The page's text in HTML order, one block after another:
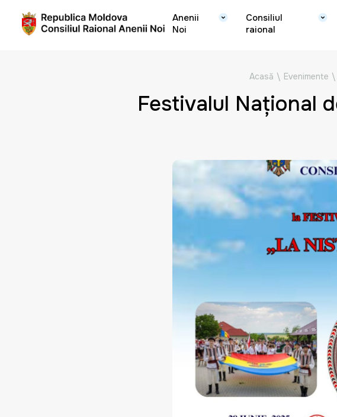
Anenii
Noi
Consiliul
raional
Acasă \ Evenimente \
Festivalul Naţional